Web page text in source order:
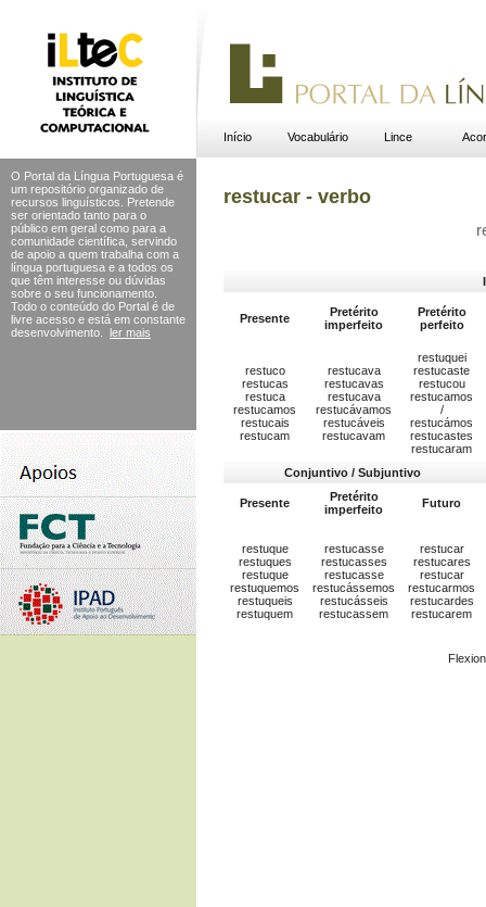
Início Vocabulário Lince
O Portal da Língua Portuguesa é
um repositório organizado de
recursos linguísticos. Pretende
ser orientado tanto para o
público em geral como para a
comunidade científica, servindo
de apoio a quem trabalha com a
língua portuguesa e a todos os
que têm interesse ou dúvidas
sobre o seu funcionamento.
Todo o conteúdo do Portal é de
livre acesso e está em constante
desenvolvimento.
ler mais
restucar - verbo
Presente
Pretérito
imperfeito
Pretérito
perfeito
restuco
restucas
restuca
restucamos
restucais
restucam
restucava
restucavas
restucava
restucávamos
restucáveis
restucavam
restuquei
restucaste
restucou
restucamos
/
restucámos
restucastes
restucaram
Conjuntivo / Subjuntivo
Presente
Pretérito
imperfeito
Futuro
restuque
restuques
restuque
restuquemos
restuqueis
restuquem
restucasse
restucasses
restucasse
restucássemos
restucásseis
restucassem
restucar
restucares
restucar
restucarmos
restucardes
restucarem